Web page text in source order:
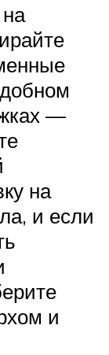
—
на
и если
и